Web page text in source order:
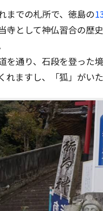
までの札所で、徳島の
寺として神仏習合の歴
を通り、石段を登った
れますし、「狐」がい